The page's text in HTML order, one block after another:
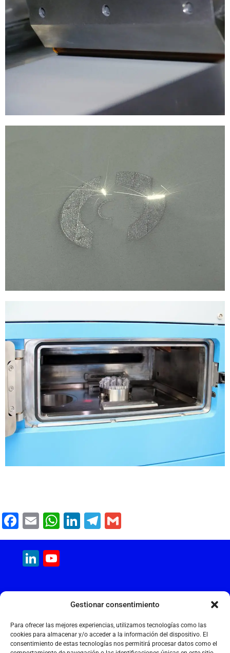
Gestionar consentimiento
Para ofrecer las mejores experiencias, utilizamos tecnologías como las
cookies para almacenar y/o acceder a la información del dispositivo. El
consentimiento de estas tecnologías nos permitirá procesar datos como el
F
a
c
e
b
o
k
E
m
ai
W
h
A
p
Li
n
dI
n
T
el
a
m
m
LinkedIn
Calle Cantir, 12 – Nave 7
Polígono Industrial Magarola
08292 Esparreguera – Barcelona
+34 934 397 038